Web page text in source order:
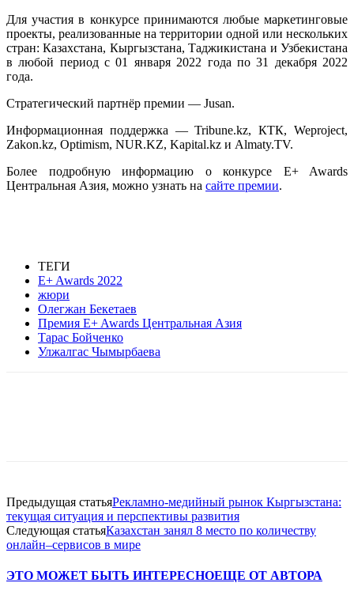
Для участия в конкурсе принимаются любые маркетинговые
проекты, реализованные на территории одной или нескольких
стран: Казахстана, Кыргызстана, Таджикистана и Узбекистана
в любой период с 01 января 2022 года по 31 декабря 2022
года.
Стратегический партнёр премии — Jusan.
Информационная поддержка — Tribune.kz, КТК, Weproject,
Zakon.kz, Optimism, NUR.KZ, Kapital.kz и Almaty.TV.
Более подробную информацию о конкурсе E+ Awards
Центральная Азия, можно узнать на сайте премии.
ТЕГИ
E+ Awards 2022
жюри
Олегжан Бекетаев
Премия E+ Awards Центральная Азия
Тарас Бойченко
Улжалгас Чымырбаева
Предыдущая статьяРекламно-медийный рынок Кыргызстана:
текущая ситуация и перспективы развития
Следующая статьяКазахстан занял 8 место по количеству
онлайн–сервисов в мире
ЭТО МОЖЕТ БЫТЬ ИНТЕРЕСНОЕЩЕ ОТ АВТОРА